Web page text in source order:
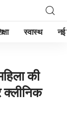
स्वास्थ नई
की